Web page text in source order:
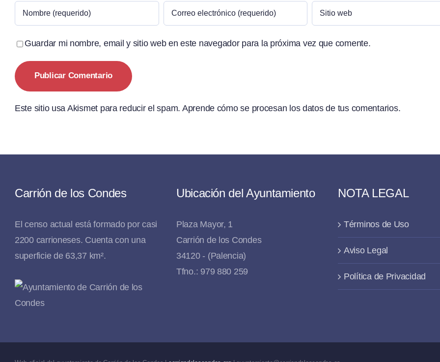
Guardar mi nombre, email y sitio web en este navegador para la próxima vez que comente.
Este sitio usa Akismet para reducir el spam. Aprende cómo se procesan los datos de tus comentarios.
Carrión de los Condes
El censo actual está formado por casi
2200 carrioneses. Cuenta con una
superficie de 63,37 km².
Ubicación del Ayuntamiento
Plaza Mayor, 1
Carrión de los Condes
34120 - (Palencia)
Tfno.: 979 880 259
NOTA LEGAL
Términos de Uso
Aviso Legal
Política de Privacidad